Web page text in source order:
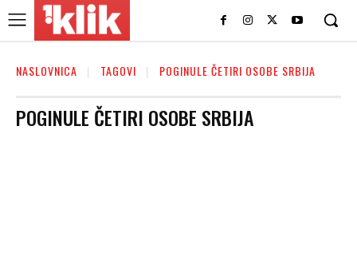
NASLOVNICA TAGOVI POGINULE ČETIRI OSOBE SRBIJA
POGINULE ČETIRI OSOBE SRBIJA